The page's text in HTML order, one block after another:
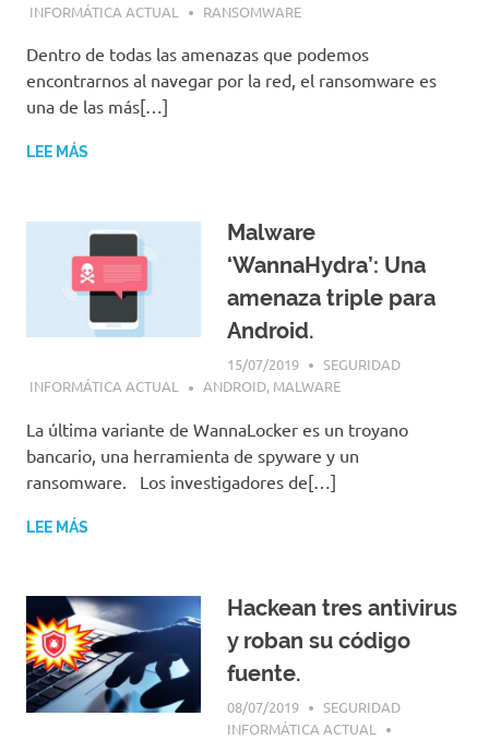
INFORMÁTICA ACTUAL
RANSOMWARE
Dentro de todas las amenazas que podemos
encontrarnos al navegar por la red, el ransomware es
una de las más[…]
LEE MÁS
Malware
‘WannaHydra’: Una
amenaza triple para
Android.
15/07/2019
SEGURIDAD
INFORMÁTICA ACTUAL
ANDROID, MALWARE
La última variante de WannaLocker es un troyano
bancario, una herramienta de spyware y un
ransomware. Los investigadores de[…]
LEE MÁS
Hackean tres antivirus
y roban su código
fuente.
08/07/2019
SEGURIDAD
INFORMÁTICA ACTUAL